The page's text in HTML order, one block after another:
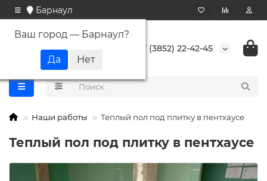
Барнаул
Ваш город — Барнаул?
+7 (3852) 22-42-45
Наши работы Теплый пол под плитку в пентхаусе
Теплый пол под плитку в пентхаусе